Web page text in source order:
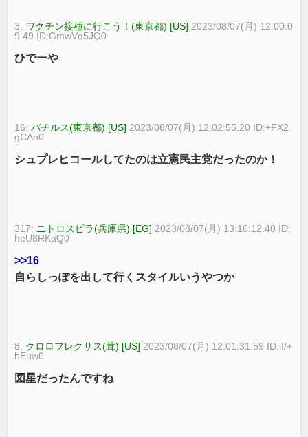
3: ワクチン接種に行こう！(東京都) [US] 2023/08/07(月) 12:00:0
9.49 ID:GmwVq5JQ0
ひでーや
16:バチルス(東京都) [US] 2023/08/07(月) 12:02:55.20 ID:+FX2
gCAn0
シュプレヒコールしてたのは立憲民主党だったのか！
317: ニトロスピラ(兵庫県) [EG] 2023/08/07(月) 13:10:12.40 ID:
heU8RKaQ0
>>16
自らしっぽを出して行くスタイルいうやつか
8: クロロフレクサス(茸) [US] 2023/08/07(月) 12:01:31.59 ID:iI/+
bEuw0
図星だったんですね